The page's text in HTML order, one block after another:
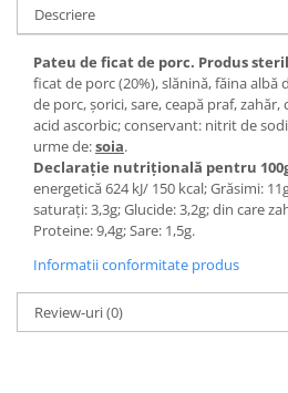
Descriere
Pateu de ficat de porc. Produs
ficat de porc (20%), slănină, făina albă
de porc, șorici, sare, ceapă praf,
acid ascorbic; conservant: nitrit de
urme de:soia
Declarație nutrițională pentru
energetică 624 kJ/ 150 kcal; Grăsimi:
saturați: 3,3g; Glucide: 3,2g; din care
Proteine: 9,4g; Sare: 1,5g.
Informatii conformitate produs
Review-uri(0)